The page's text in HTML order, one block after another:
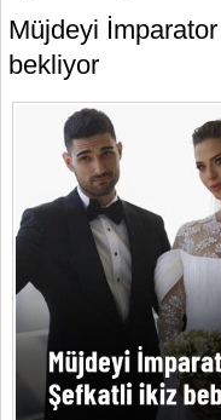
Müjdeyi
bekliyor